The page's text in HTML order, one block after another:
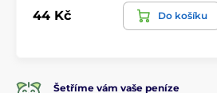
44 Kč Do košíku
Šetříme vám vaše peníze